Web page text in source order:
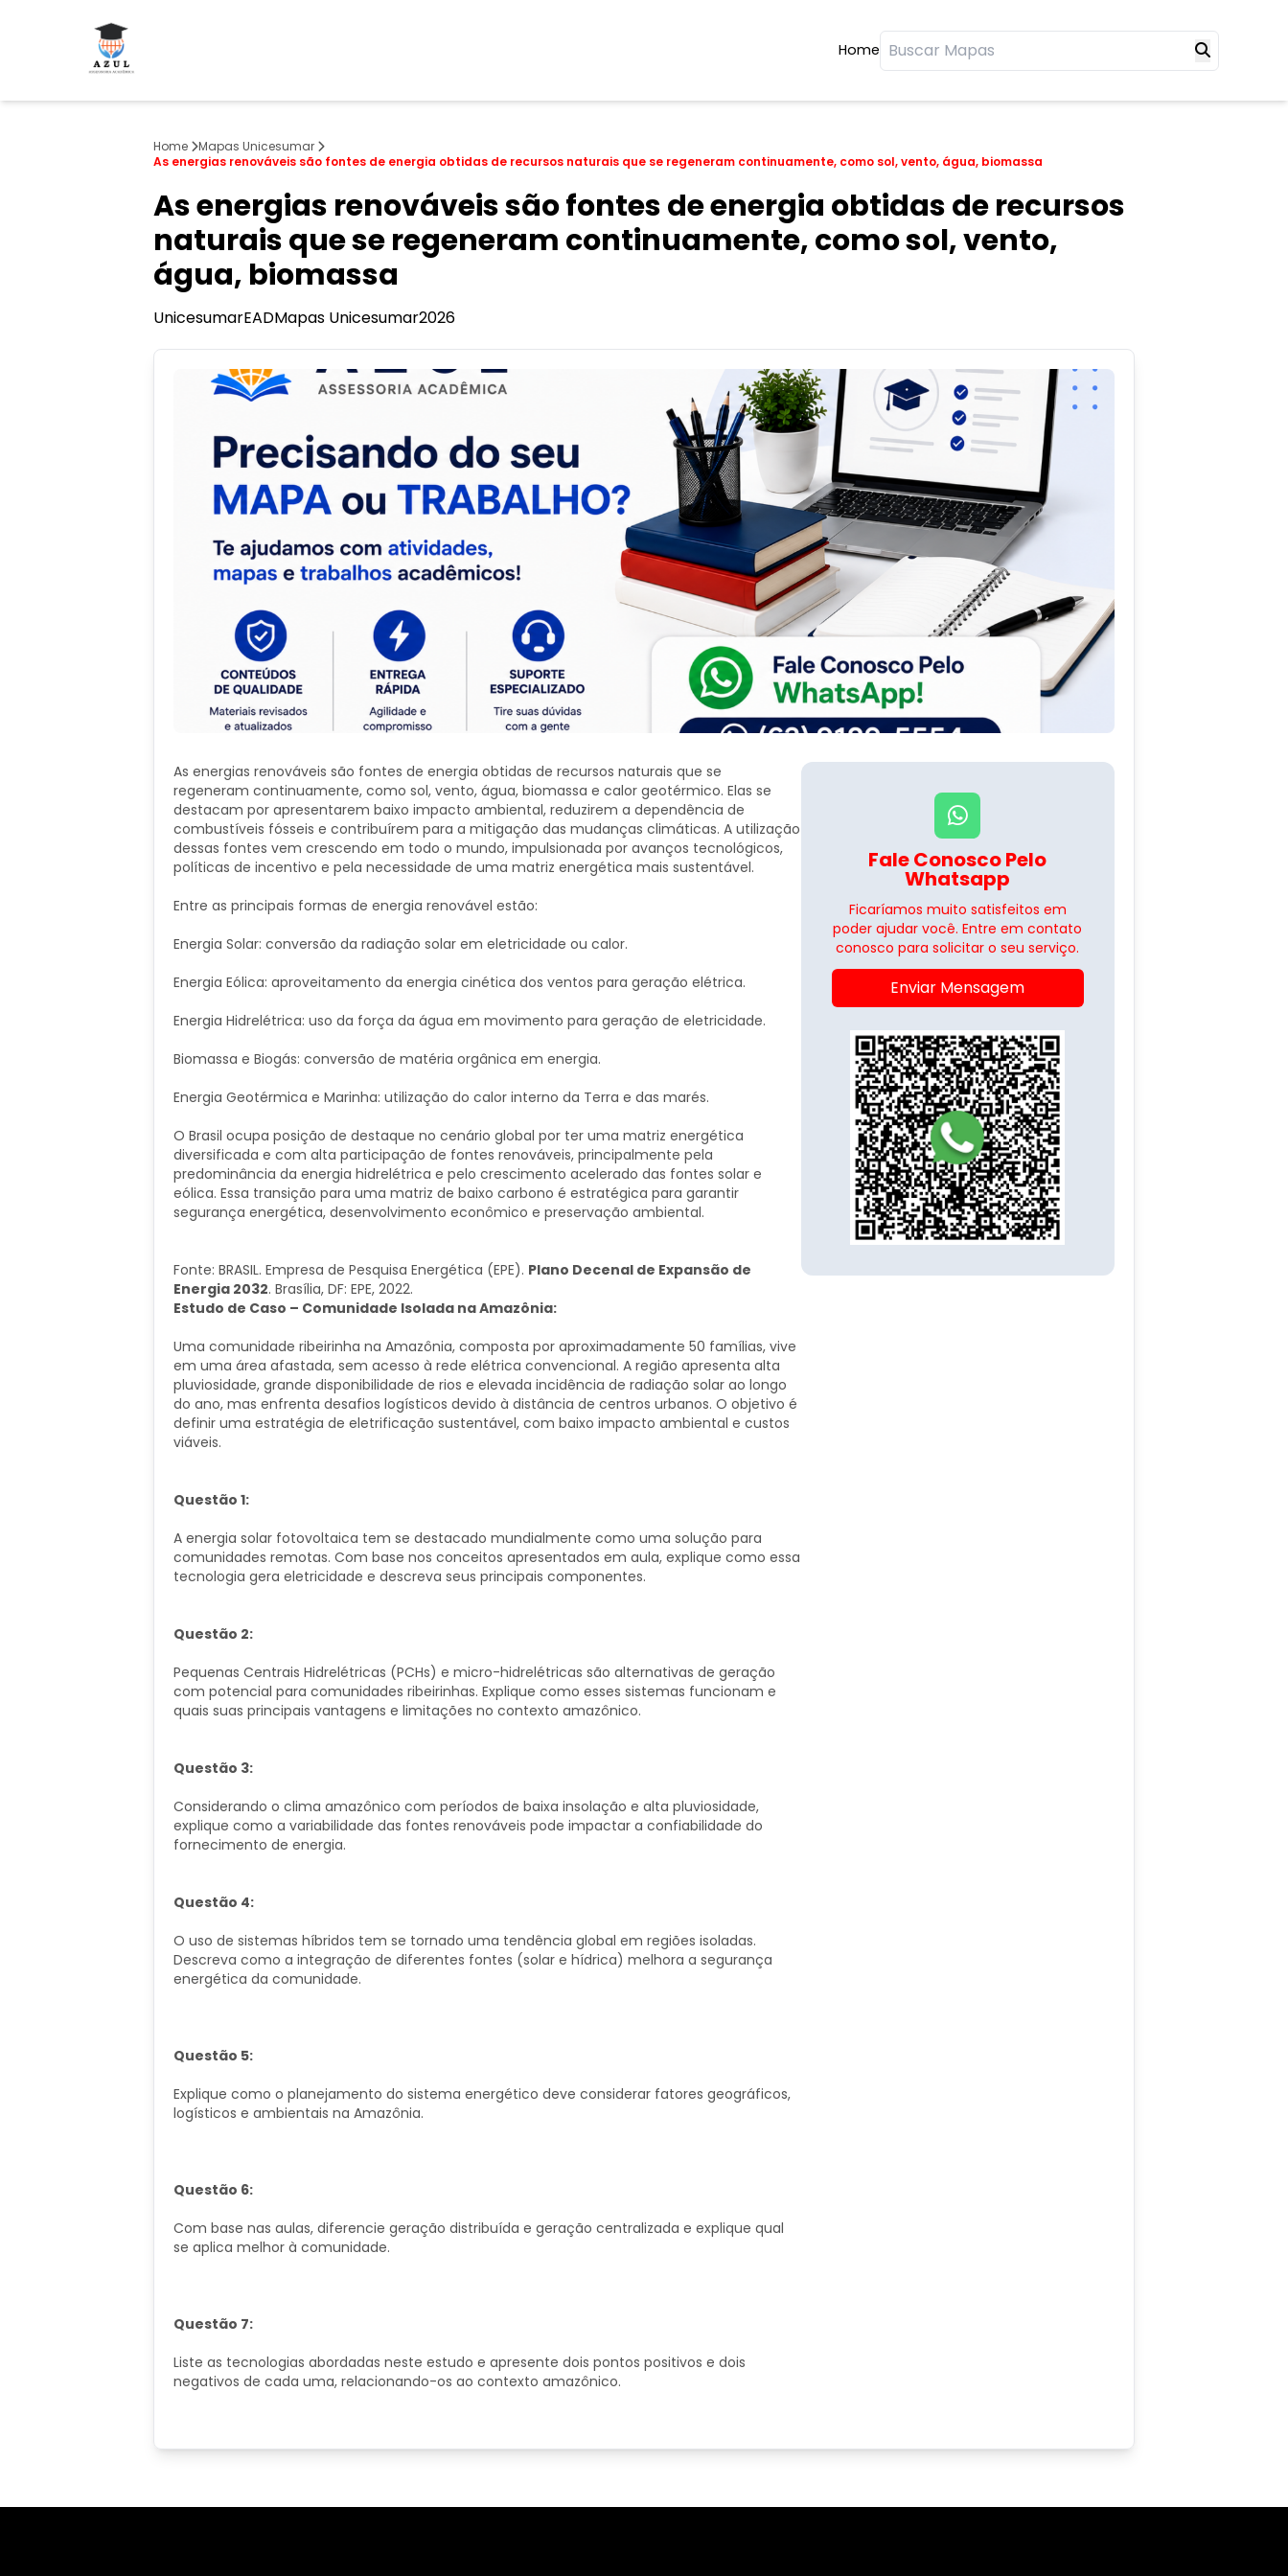
Home
Home
Mapas Unicesumar
As energias renováveis são fontes de energia obtidas de recursos naturais que se regeneram continuamente, como sol, vento, água, biomassa
As energias renováveis são fontes de energia obtidas de recursos
naturais que se regeneram continuamente, como sol, vento,
água, biomassa
UnicesumarEADMapas Unicesumar2026
As energias renováveis são fontes de energia obtidas de recursos naturais que se
regeneram continuamente, como sol, vento, água, biomassa e calor geotérmico. Elas se
destacam por apresentarem baixo impacto ambiental, reduzirem a dependência de
combustíveis fósseis e contribuírem para a mitigação das mudanças climáticas. A utilização
dessas fontes vem crescendo em todo o mundo, impulsionada por avanços tecnológicos,
políticas de incentivo e pela necessidade de uma matriz energética mais sustentável.
Entre as principais formas de energia renovável estão:
Energia Solar: conversão da radiação solar em eletricidade ou calor.
Energia Eólica: aproveitamento da energia cinética dos ventos para geração elétrica.
Energia Hidrelétrica: uso da força da água em movimento para geração de eletricidade.
Biomassa e Biogás: conversão de matéria orgânica em energia.
Energia Geotérmica e Marinha: utilização do calor interno da Terra e das marés.
O Brasil ocupa posição de destaque no cenário global por ter uma matriz energética
diversificada e com alta participação de fontes renováveis, principalmente pela
predominância da energia hidrelétrica e pelo crescimento acelerado das fontes solar e
eólica. Essa transição para uma matriz de baixo carbono é estratégica para garantir
segurança energética, desenvolvimento econômico e preservação ambiental.
Fonte: BRASIL. Empresa de Pesquisa Energética (EPE). Plano Decenal de Expansão de
Energia 2032. Brasília, DF: EPE, 2022.
Estudo de ​Caso – Comunidade Isolada na Amazônia:
Uma comunidade ribeirinha na Amazônia, composta por aproximadamente 50 famílias, vive
em uma área afastada, sem acesso à rede elétrica convencional. A região apresenta alta
pluviosidade, grande disponibilidade de rios e elevada incidência de radiação solar ao longo
do ano, mas enfrenta desafios logísticos devido à distância de centros urbanos. O objetivo é
definir uma estratégia de eletrificação sustentável, com baixo impacto ambiental e custos
viáveis.
​Questão 1:
A energia solar fotovoltaica tem se destacado mundialmente como uma solução para
comunidades remotas. Com base nos conceitos apresentados em aula, explique como essa
tecnologia gera eletricidade e descreva seus principais componentes.
Questão 2:
Pequenas Centrais Hidrelétricas (PCHs) e micro-hidrelétricas são alternativas de geração
com potencial para comunidades ribeirinhas. Explique como esses sistemas funcionam e
quais suas principais vantagens e limitações no contexto amazônico.
Questão 3:
Considerando o clima amazônico com períodos de baixa insolação e alta pluviosidade,
explique como a variabilidade das fontes renováveis pode impactar a confiabilidade do
fornecimento de energia.
Questão 4:
O uso de sistemas híbridos tem se tornado uma tendência global em regiões isoladas.
Descreva como a integração de diferentes fontes (solar e hídrica) melhora a segurança
energética da comunidade.
Questão 5:
Explique como o planejamento do sistema energético deve considerar fatores geográficos,
logísticos e ambientais na Amazônia.
Questão 6:
Com base nas aulas, diferencie geração distribuída e geração centralizada e explique qual
se aplica melhor à comunidade.
Questão 7:
Liste as tecnologias abordadas neste estudo e apresente dois pontos positivos e dois
negativos de cada uma, relacionando-os ao contexto amazônico.
Fale Conosco Pelo
Whatsapp
Ficaríamos muito satisfeitos em
poder ajudar você. Entre em contato
conosco para solicitar o seu serviço.
Enviar Mensagem